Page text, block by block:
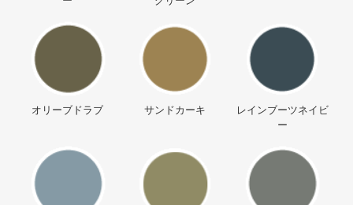
オリーブドラブ サンドカーキ
レインブーツネイビ
ー